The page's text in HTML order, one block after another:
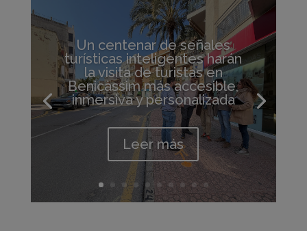
Un centenar de señales
turísticas inteligentes harán
la visita de turistas en
Benicàssim más accesible,
inmersiva y personalizada
Leer más